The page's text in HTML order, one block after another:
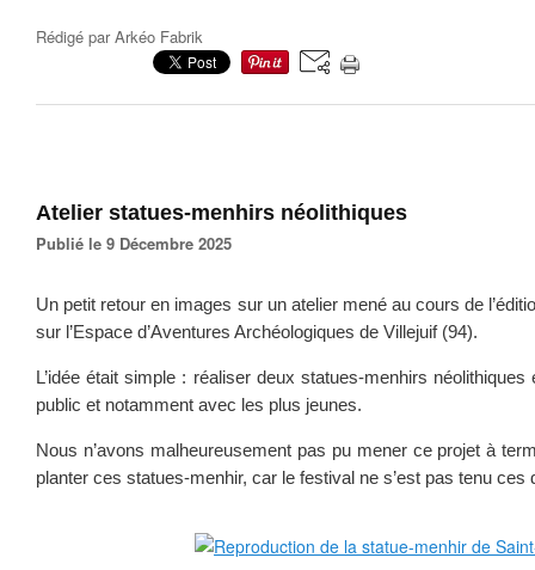
Rédigé parArkéo Fabrik
Atelier statues-menhirs néolithiques
Publié le 9 Décembre 2025
Un petit retour en images sur un atelier mené au cours de
sur l’Espace d’Aventures Archéologiques de Villejuif (94).
L’idée était simple : réaliser deux statues-menhirs
public et notamment avec les plus jeunes.
Nous n’avons malheureusement pas pu mener ce projet à
planter ces statues-menhir, car le festival ne s’est pas tenu ces